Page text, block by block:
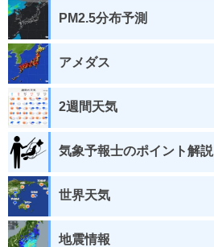
PM2.5分布予測
アメダス
2週間天気
気象予報士のポイント解説
世界天気
地震情報